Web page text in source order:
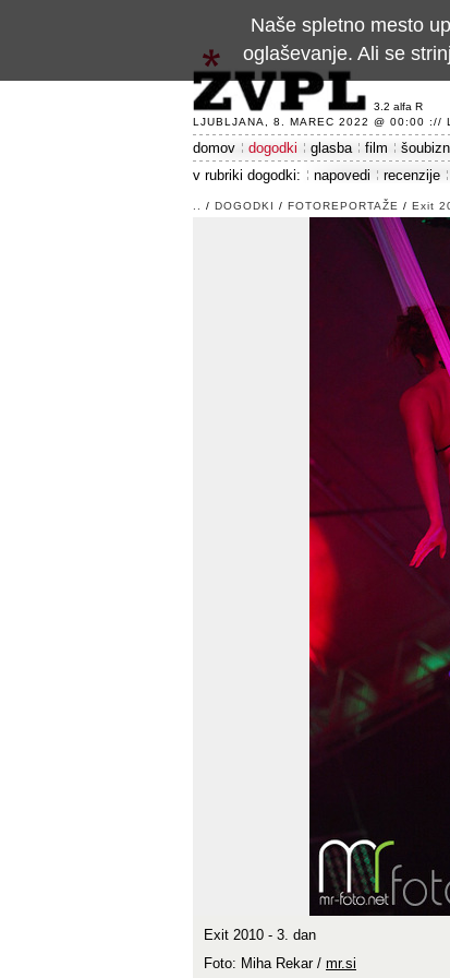
3.2 alfa R
LJUBLJANA, 8. MAREC 2022 @ 00:00
domov dogodki glasba film
v rubriki dogodki:
napovedi recenzije
/ DOGODKI / FOTOREPORTAŽE / Exit
Exit 2010 - 3. dan
Foto: Miha Rekar / mr.si
Naše spletno mesto
oglaševanje. Ali se